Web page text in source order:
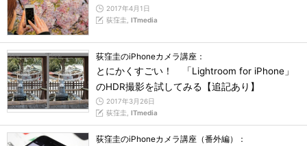
2017年4月1日
荻窪圭, ITmedia
荻窪圭のiPhoneカメラ講座：
とにかくすごい！ 「Lightroom for iPhone」
のHDR撮影を試してみる【追記あり】
2017年3月26日
荻窪圭, ITmedia
荻窪圭のiPhoneカメラ講座（番外編）：